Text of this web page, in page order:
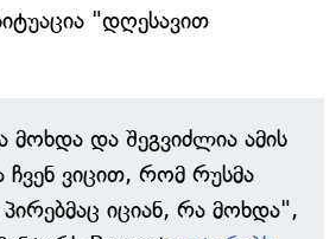
"დღესავით
მოხდა და შეგვიძლია ამის
ჩვენ ვიცით, რომ რუსმა
იციან, რა მოხდა",